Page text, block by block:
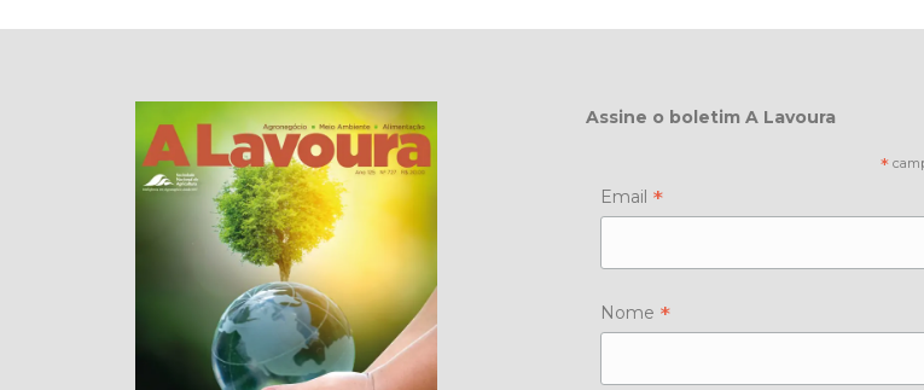
Assine o boletim A Lavoura
*
Email *
Nome *